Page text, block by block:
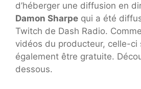
d’héberger une diffusion en
Damon Sharpe qui a été
Twitch de Dash Radio.
vidéos du producteur, celle-ci
également être gratuite.
dessous.